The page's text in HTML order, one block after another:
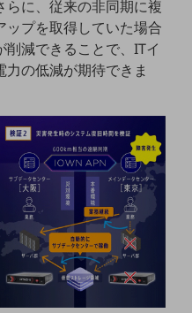
ます
をご紹介します
別ウィンドウで開きます
に、従来の非同期に複
プを取得していた場合
減できることで、ITイ
の低減が期待できま